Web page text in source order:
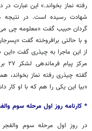
رفته نماز بخواند.» این عبارت
شهادت رسیده است. در
گردان حبیب گفت «معلومه چی
و با حالتی برافروخته گفت
از این ماجرا به چیذری گفت
گفته چیذری رفته نماز بخواند،
«بیا این یکی را هم که با او کار
* کارنامه روز اول مرحله سوم